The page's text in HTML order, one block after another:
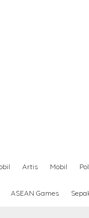
Artis Mobil
ASEAN Games